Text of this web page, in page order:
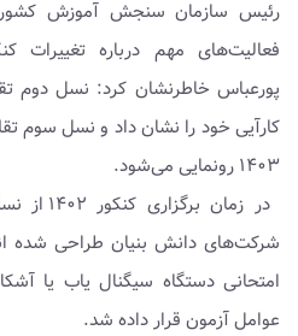
رئیس سازمان سنجش آموزش
فعالیت‌های مهم درباره تغییرات
کارآیی خود را نشان داد و نسل سوم
۱۴۰۳ رونمایی می‌شود.
در زمان
شرکت‌های دانش بنیان طراحی شده
امتحانی دستگاه سیگنال یاب یا
عوامل آزمون قرار داده شد.